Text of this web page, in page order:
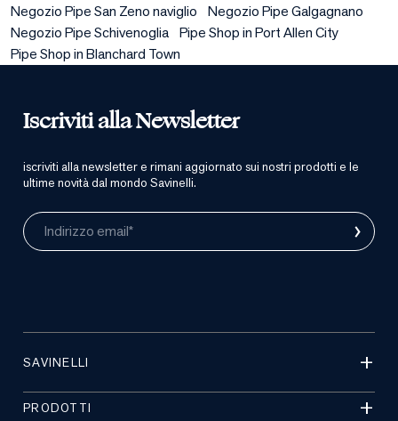
Negozio Pipe San Zeno naviglio
Negozio Pipe Galgagnano
Negozio Pipe Schivenoglia Pipe Shop in Port Allen City
Pipe Shop in Blanchard Town
Iscriviti alla Newsletter
iscriviti alla newsletter e rimani aggiornato sui nostri prodotti e le
ultime novità dal mondo Savinelli.
Indirizzo email* ›
SAVINELLI
PRODOTTI